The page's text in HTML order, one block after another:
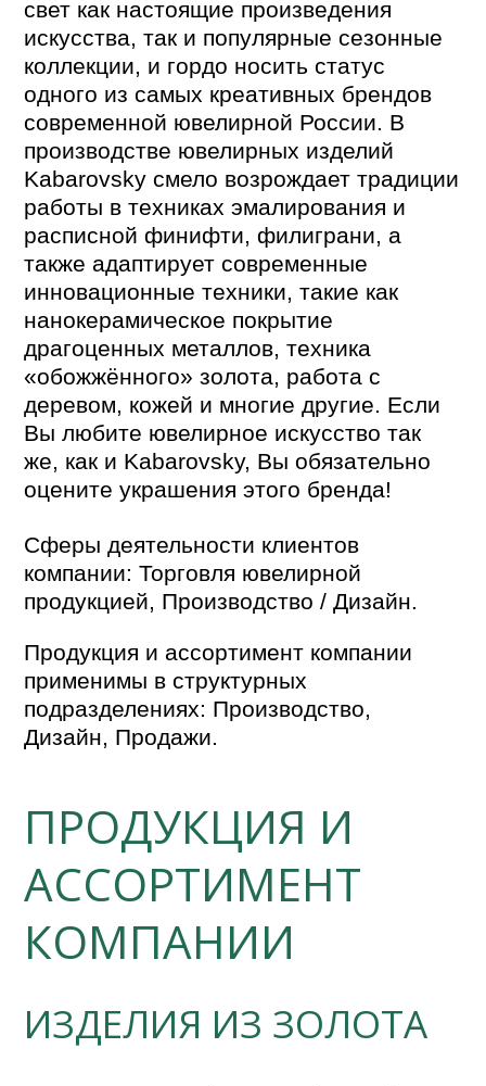
свет как настоящие произведения
искусства, так и популярные сезонные
коллекции, и гордо носить статус
одного из самых креативных брендов
современной ювелирной России. В
производстве ювелирных изделий
Kabarovsky смело возрождает традиции
работы в техниках эмалирования и
расписной финифти, филиграни, а
также адаптирует современные
инновационные техники, такие как
нанокерамическое покрытие
драгоценных металлов, техника
«обожжённого» золота, работа с
деревом, кожей и многие другие. Если
Вы любите ювелирное искусство так
же, как и Kabarovsky, Вы обязательно
оцените украшения этого бренда!
Сферы деятельности клиентов
компании: Торговля ювелирной
продукцией, Производство / Дизайн.
Продукция и ассортимент компании
применимы в структурных
подразделениях: Производство,
Дизайн, Продажи.
ПРОДУКЦИЯ И
АССОРТИМЕНТ
КОМПАНИИ
ИЗДЕЛИЯ ИЗ ЗОЛОТА